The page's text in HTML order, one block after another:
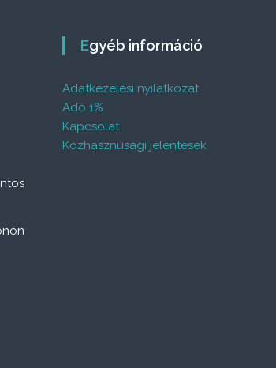
Egyéb információ
Adatkezelési nyilatkozat
Adó 1%
Kapcsolat
Közhasznúsági jelentések